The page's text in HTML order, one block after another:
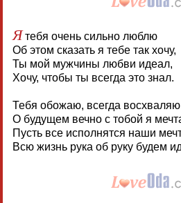
Ятебя очень сильно люблю
Об этом сказать я тебе так хочу,
Ты мой мужчины любви идеал,
Хочу, чтобы ты всегда это знал.
Тебя обожаю, всегда
О будущем вечно с тобой я
Пусть все исполнятся наши
Всю жизнь рука об руку будем